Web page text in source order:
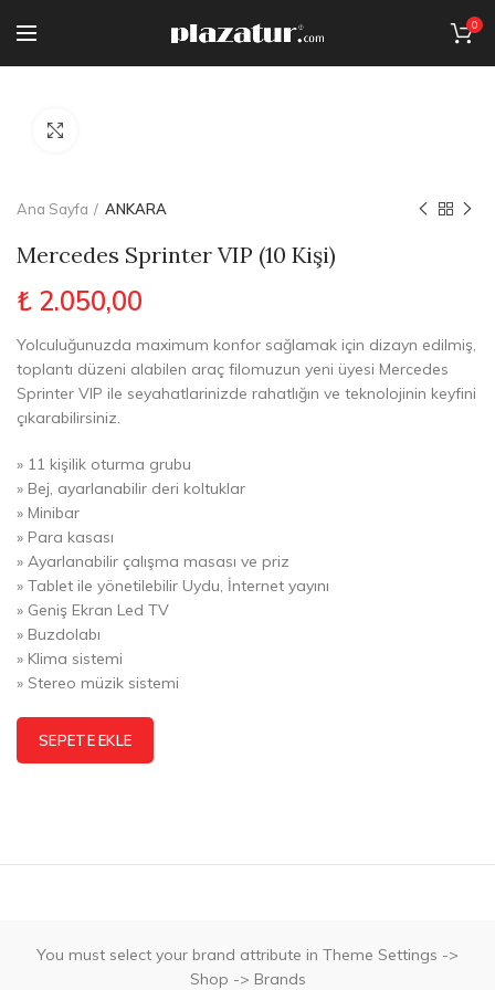
0
Ana Sayfa ANKARA
Mercedes Sprinter VIP (10 Kişi)
₺ 2.050,00
Yolculuğunuzda maximum konfor sağlamak için dizayn edilmiş,
toplantı düzeni alabilen araç filomuzun yeni üyesi Mercedes
Sprinter VIP ile seyahatlarinizde rahatlığın ve teknolojinin keyfini
çıkarabilirsiniz.
» 11 kişilik oturma grubu
» Bej, ayarlanabilir deri koltuklar
» Minibar
» Para kasası
» Ayarlanabilir çalışma masası ve priz
» Tablet ile yönetilebilir Uydu, İnternet yayını
» Geniş Ekran Led TV
» Buzdolabı
» Klima sistemi
» Stereo müzik sistemi
SEPETE EKLE
You must select your brand attribute in Theme Settings ->
Shop -> Brands